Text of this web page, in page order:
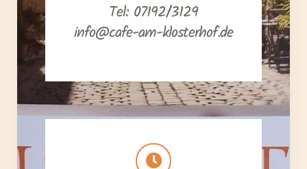
Tel: 07192/3129
info@cafe-am-klosterhof.de